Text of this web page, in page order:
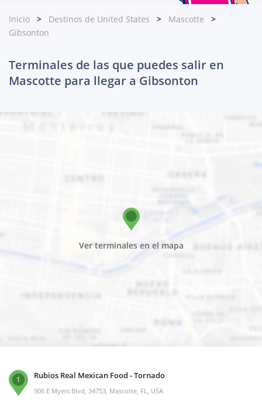
Inicio Destinos de United States
Mascotte
Gibsonton
Terminales de las que puedes salir en
Mascotte para llegar a Gibsonton
Ver terminales en el mapa
1 Rubios Real Mexican Food - Tornado
906 E Myers Blvd, 34753, Mascotte, FL, USA